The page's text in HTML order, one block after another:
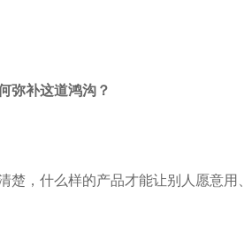
弥补这道鸿沟？
，什么样的产品才能让别人愿意用、